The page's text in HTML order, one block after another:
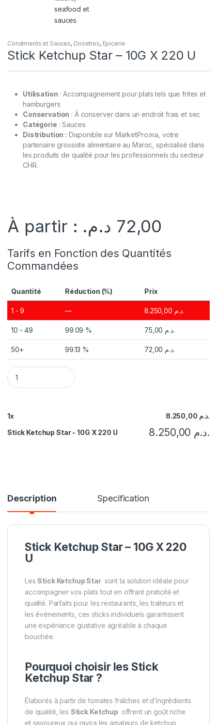
Condiments et Sauces, Dosettes, Epicerie
Stick Ketchup Star – 10G X 220 U
Utilisation : Accompagnement pour plats tels que frites et
hamburgers
Conservation : À conserver dans un endroit frais et sec
Catégorie : Sauces
Distribution : Disponible sur MarketPro.ma, votre
partenaire grossiste alimentaire au Maroc, spécialisé dans
les produits de qualité pour les professionnels du secteur
CHR.
À partir : 72,00 د.م.
Tarifs en Fonction des Quantités
Commandées
Quantité Réduction (%) Prix
1 - 9 — 8.250,00 د.م.
10 - 49 99.09 % 75,00 د.م.
50+ 99.13 % 72,00 د.م.
Stick Ketchup Star - 10G X 220 U quantity
1x 8.250,00
د.م.
Stick Ketchup Star - 10G X 220 U
8.250,00 د.م.
Description Specification
Stick Ketchup Star – 10G X 220
U
LesStick Ketchup Star sont la solution idéale pour
accompagner vos plats tout en offrant praticité et
qualité. Parfaits pour les restaurants, les traiteurs et
les événements, ces sticks individuels garantissent
une expérience gustative agréable à chaque
bouchée.
Pourquoi choisir les Stick
Ketchup Star ?
Élaborés à partir de tomates fraîches et d’ingrédients
de qualité, les Stick Ketchup offrent un goût riche
et savoureux qui ravira les amateurs de ketchup.